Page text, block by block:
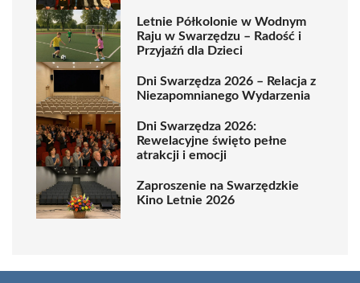
Letnie Półkolonie w Wodnym
Raju w Swarzędzu – Radość i
Przyjaźń dla Dzieci
Dni Swarzędza 2026 – Relacja z
Niezapomnianego Wydarzenia
Dni Swarzędza 2026:
Rewelacyjne święto pełne
atrakcji i emocji
Zaproszenie na Swarzędzkie
Kino Letnie 2026